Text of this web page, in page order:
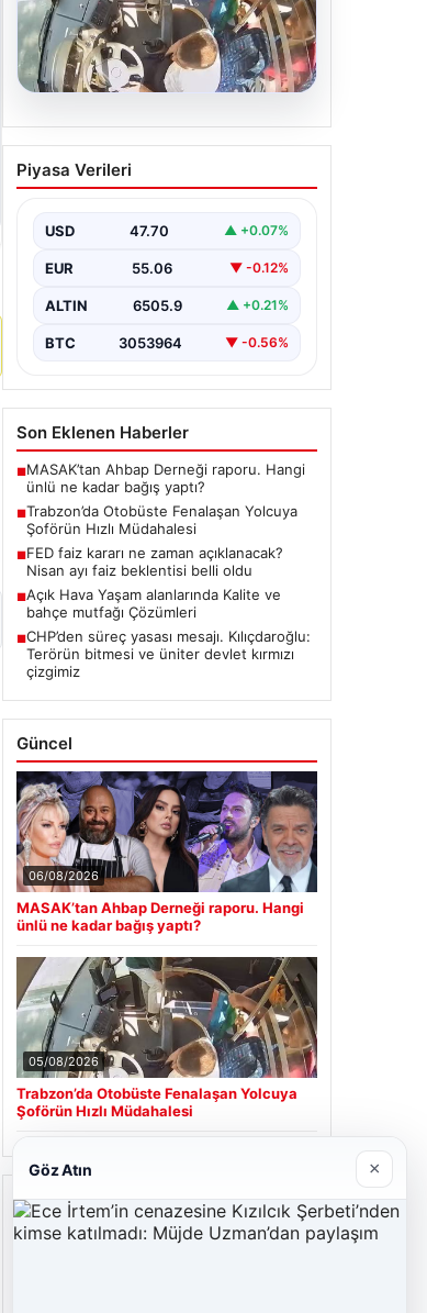
FED faiz kararı ne zaman
açıklanacak? Nisan ayı
faiz beklentisi belli oldu
Piyasa Verileri
Son Eklenen Haberler
■MASAK’tan Ahbap Derneği raporu. Hangi
ünlü ne kadar bağış yaptı?
Trabzon’da Otobüste Fenalaşan Yolcuya
Şoförün Hızlı Müdahalesi
FED faiz kararı ne zaman açıklanacak?
Nisan ayı faiz beklentisi belli oldu
Açık Hava Yaşam alanlarında Kalite ve
bahçe mutfağı Çözümleri
CHP’den süreç yasası mesajı. Kılıçdaroğlu:
Terörün bitmesi ve üniter devlet kırmızı
çizgimiz
Güncel
06/08/2026
MASAK’tan Ahbap Derneği raporu. Hangi
ünlü ne kadar bağış yaptı?
05/08/2026
Trabzon’da Otobüste Fenalaşan Yolcuya
Şoförün Hızlı Müdahalesi
Son Eklenen Firmalar
Hastaş Beton
Göz Atın ×